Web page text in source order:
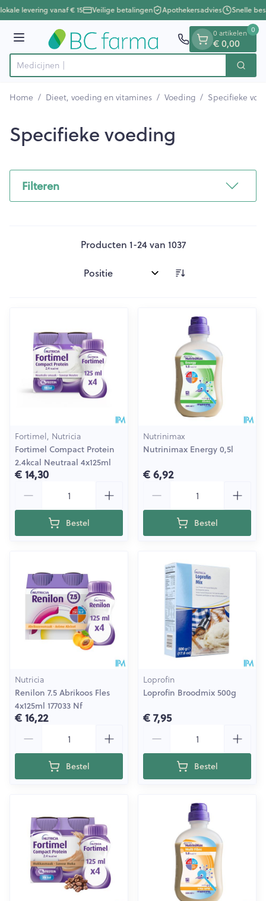
Ga naar de inhoud
1 van 1
levering vanaf € 15 Veilige betalingen Apothekersadvies Snelle
Menu
Product, merk, categorie... Zoek
0 artikelen
€ 0,00
0
Home / Dieet, voeding en vitamines / Voeding / Specifieke
Specifieke voeding
Filteren
Producten 1-24van 1037
Sorteer op:
Fortimel, Nutricia
Fortimel Compact Protein
2.4kcal Neutraal 4x125ml
€ 14,30
Bestel
Nutrinimax
Nutrinimax Energy 0,5l
€ 6,92
Bestel
Nutricia
Renilon 7.5 Abrikoos Fles
4x125ml 177033 Nf
€ 16,22
Bestel
Loprofin
Loprofin Broodmix 500g
€ 7,95
Bestel